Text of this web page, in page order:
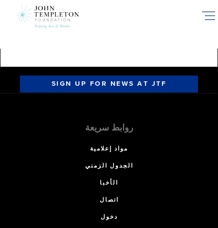
SIGN UP FOR NEWS AT JTF
روابط سريعة
مواد إعلامية
الجدول الزمني
الأخبا
اتصال
دخول